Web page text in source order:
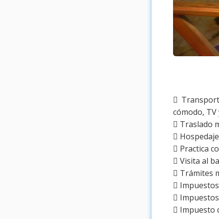

cómodo,
 Traslado

 Practica
 Visita al
 Trámites


 Impuesto